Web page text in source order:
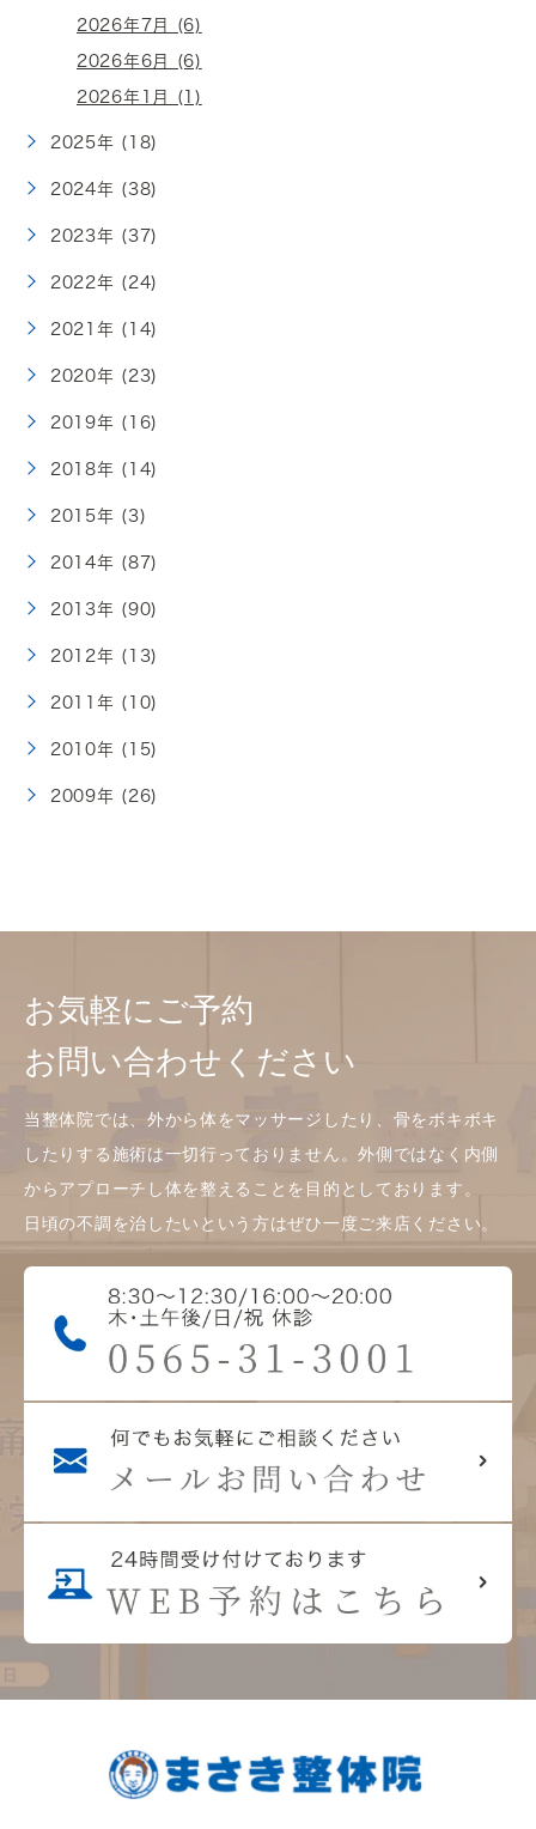
2026年7月 (6)
2026年6月 (6)
2026年1月 (1)
2025年 (18)
2024年 (38)
2023年 (37)
2022年 (24)
2021年 (14)
2020年 (23)
2019年 (16)
2018年 (14)
2015年 (3)
2014年 (87)
2013年 (90)
2012年 (13)
2011年 (10)
2010年 (15)
2009年 (26)
お気軽にご予約
お問い合わせください
当整体院では、外から体をマッサージしたり、骨をボキボキ
したりする施術は一切行っておりません。外側ではなく内側
からアプローチし体を整えることを目的としております。
日頃の不調を治したいという方はぜひ一度ご来店ください。